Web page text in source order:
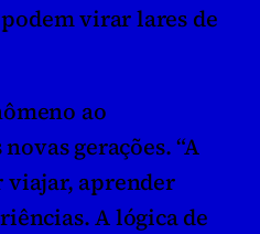
virar lares de
ao
gerações. “A
viajar, aprender
A lógica de